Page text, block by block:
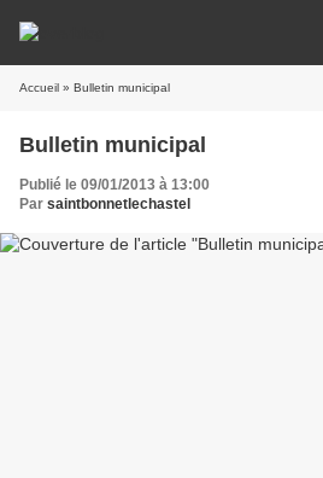
Accueil » Bulletin municipal
Bulletin municipal
Publié le 09/01/2013 à 13:00
Par saintbonnetlechastel